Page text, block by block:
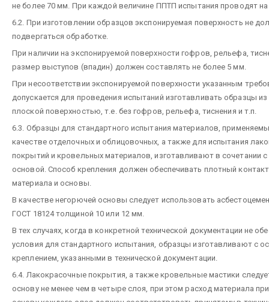
не более 70 мм. При каждой величине ППТП испытания проводят на
6.2. При изготовлении образцов экспонируемая поверхность не
подвергаться обработке.
При наличии на экспонируемой поверхности гофров, рельефа,
размер выступов (впадин) должен составлять не более 5 мм.
При несоответствии экспонируемой поверхности указанным
допускается для проведения испытаний изготавливать образцы
плоской поверхностью, т.е. без гофров, рельефа, тиснения и т.п.
6.3. Образцы для стандартного испытания материалов,
качестве отделочных и облицовочных, а также для испытания
покрытий и кровельных материалов, изготавливают в сочетании
основой. Способ крепления должен обеспечивать плотный
материала и основы.
В качестве негорючей основы следует использовать
ГОСТ 18124 толщиной 10 или 12 мм.
В тех случаях, когда в конкретной технической документации не
условия для стандартного испытания, образцы изготавливают с
креплением, указанными в технической документации.
6.4. Лакокрасочные покрытия, а также кровельные мастики
основу не менее чем в четыре слоя, при этом расход материала